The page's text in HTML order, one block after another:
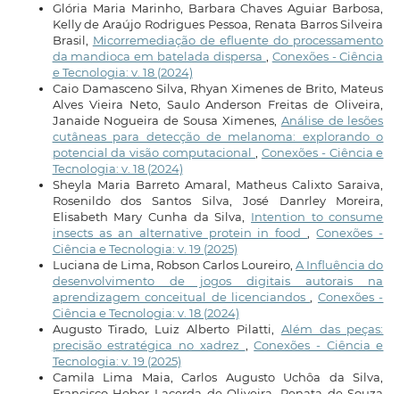
Glória Maria Marinho, Barbara Chaves Aguiar Barbosa,
Kelly de Araújo Rodrigues Pessoa, Renata Barros Silveira
Brasil, Micorremediação de efluente do processamento
da mandioca em batelada dispersa
Conexões - Ciência
e Tecnologia: v. 18 (2024)
Caio Damasceno Silva, Rhyan Ximenes de Brito, Mateus
Alves Vieira Neto, Saulo Anderson Freitas de Oliveira,
Janaide Nogueira de Sousa Ximenes, Análise de lesões
cutâneas para detecção de melanoma: explorando o
potencial da visão computacional
Conexões - Ciência e
Tecnologia: v. 18 (2024)
Sheyla Maria Barreto Amaral, Matheus Calixto Saraiva,
Rosenildo dos Santos Silva, José Danrley Moreira,
Elisabeth Mary Cunha da Silva, Intention to consume
insects as an alternative protein in food
,Conexões -
Ciência e Tecnologia: v. 19 (2025)
Luciana de Lima, Robson Carlos Loureiro,A Influência do
desenvolvimento de jogos digitais autorais na
aprendizagem conceitual de licenciandos
Conexões -
Ciência e Tecnologia: v. 18 (2024)
Augusto Tirado, Luiz Alberto Pilatti, Além das peças:
precisão estratégica no xadrez
,Conexões - Ciência e
Tecnologia: v. 19 (2025)
Camila Lima Maia, Carlos Augusto Uchôa da Silva,